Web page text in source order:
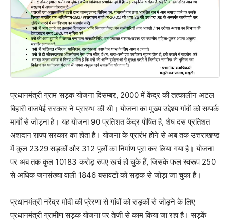
प्रधानमंत्री ग्राम सड़क योजना दिसम्बर, 2000 में केंद्र की तत्कालीन अटल
बिहारी वाजपेई सरकार ने प्रारम्भ की थी। योजना का मुख्य उद्देश्य गांवों को सम्पर्क
मार्गों से जोड़ना है। यह योजना 90 प्रतिशत केंद्र पोषित है, शेष दस प्रतिशत
अंशदान राज्य सरकार का होता है। योजना के प्रारंभ होने से अब तक उत्तराखण्ड
में कुल 2329 सड़कों और 312 पुलों का निर्माण पूरा कर लिया गया है। योजना
पर अब तक कुल 10183 करोड़ रुपए खर्च हो चुके हैं, जिसके फल स्वरूप 250
से अधिक जनसंख्या वाली 1846 बसावटों को सड़क से जोड़ा जा चुका है।
प्रधानमंत्री नरेंद्र मोदी की प्रेरणा से गांवों को सड़कों से जोड़ने के लिए
प्रधानमंत्री ग्रामीण सड़क योजना पर तेजी से काम किया जा रहा है। सड़कें